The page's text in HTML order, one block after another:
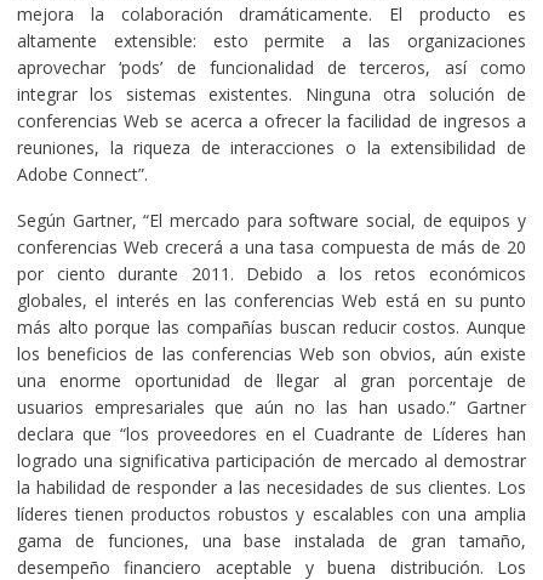
mejora la colaboración dramáticamente. El producto es
altamente extensible: esto permite a las organizaciones
aprovechar ‘pods’ de funcionalidad de terceros, así como
integrar los sistemas existentes. Ninguna otra solución de
conferencias Web se acerca a ofrecer la facilidad de ingresos a
reuniones, la riqueza de interacciones o la extensibilidad de
Adobe Connect”.
Según Gartner, “El mercado para software social, de equipos y
conferencias Web crecerá a una tasa compuesta de más de 20
por ciento durante 2011. Debido a los retos económicos
globales, el interés en las conferencias Web está en su punto
más alto porque las compañías buscan reducir costos. Aunque
los beneficios de las conferencias Web son obvios, aún existe
una enorme oportunidad de llegar al gran porcentaje de
usuarios empresariales que aún no las han usado.” Gartner
declara que “los proveedores en el Cuadrante de Líderes han
logrado una significativa participación de mercado al demostrar
la habilidad de responder a las necesidades de sus clientes. Los
líderes tienen productos robustos y escalables con una amplia
gama de funciones, una base instalada de gran tamaño,
desempeño financiero aceptable y buena distribución. Los